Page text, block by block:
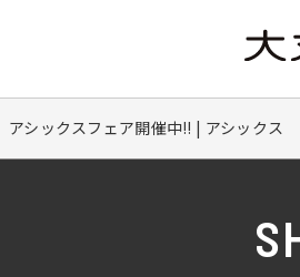
アシックスフェア開催中‼️ | アシックス